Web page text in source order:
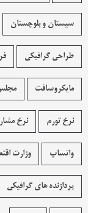
سیستان و بلوچستان
طراحی گرافیکی
مایکروسافت
نرخ تورم نرخ
واتساپ وزارت
پردازنده های گرافیکی